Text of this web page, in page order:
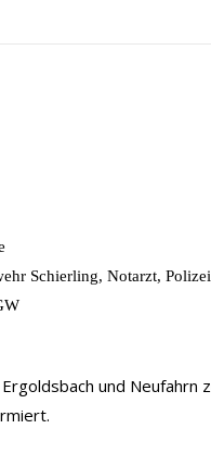
Schierling, Notarzt,
und Neufahrn